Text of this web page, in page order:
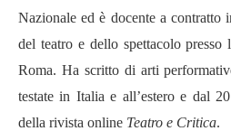
Nazionale ed è docente a
del teatro e dello spettacolo presso l
Roma. Ha scritto di arti
testate in Italia e all’estero e dal
della rivista online Teatro e Critica.